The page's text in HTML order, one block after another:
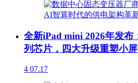
全新iPad mini 2026年发
列芯片，四大升级重塑小
4 07.17